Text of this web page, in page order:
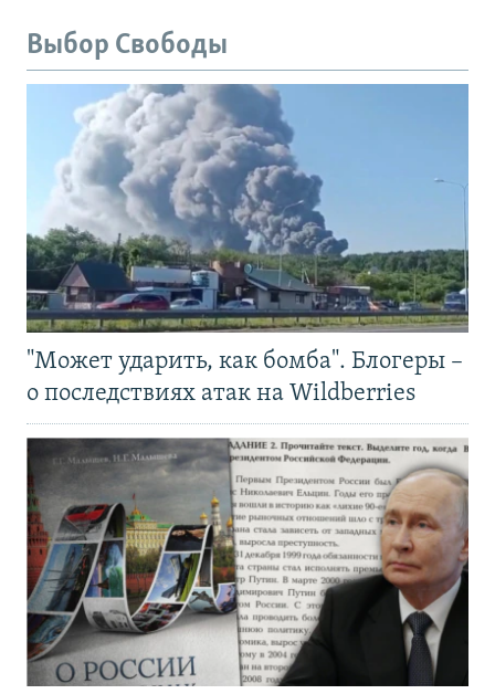
Выбор Свободы
"Может ударить, как бомба". Блогеры –
о последствиях атак на Wildberries